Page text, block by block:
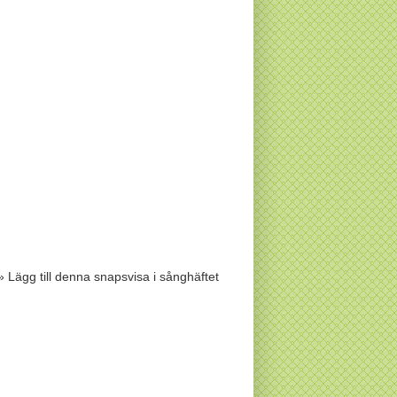
Lägg till denna snapsvisa i sånghäftet